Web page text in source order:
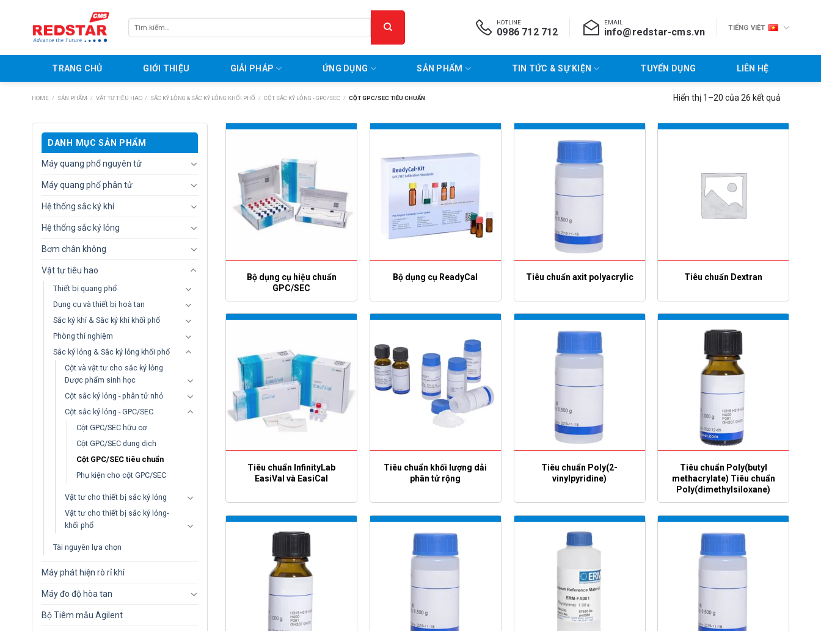
Tìm
kiếm:
HOTLINE
0986 712 712
EMAIL
info@redstar-cms.vn TIẾNG VIỆT
TRANG CHỦ GIỚI THIỆU GIẢI PHÁP ỨNG DỤNG SẢN PHẨM TIN TỨC & SỰ KIỆN TUYỂN DỤNG LIÊN HỆ
HOME / SẢN PHẨM / VẬT TƯ TIÊU HAO / SẮC KÝ LỎNG & SẮC KÝ LỎNG KHỐI PHỔ / CỘT SẮC KÝ LỎNG - GPC/SEC / CỘT GPC/SEC TIÊU CHUẨN Hiển thị 1–20 của 26 kết quả
DANH MỤC SẢN PHẨM
Máy quang phổ nguyên tử
Máy quang phổ phân tử
Hệ thống sắc ký khí
Hệ thống sắc ký lỏng
Bơm chân không
Vật tư tiêu hao
Thiết bị quang phổ
Dụng cụ và thiết bị hoà tan
Sắc ký khí & Sắc ký khí khối phổ
Phòng thí nghiệm
Sắc ký lỏng & Sắc ký lỏng khối phổ
Cột và vật tư cho sắc ký lỏng
Dược phẩm sinh học
Cột sắc ký lỏng - phân tử nhỏ
Cột sắc ký lỏng - GPC/SEC
Cột GPC/SEC hữu cơ
Cột GPC/SEC dung dịch
Cột GPC/SEC tiêu chuẩn
Phụ kiện cho cột GPC/SEC
Vật tư cho thiết bị sắc ký lỏng
Vật tư cho thiết bị sắc ký lỏng-
khối phổ
Tài nguyên lựa chọn
Máy phát hiện rò rỉ khí
Máy đo độ hòa tan
Bộ Tiêm mẫu Agilent
Bộ dụng cụ hiệu chuẩn
GPC/SEC
Bộ dụng cụ ReadyCal Tiêu chuẩn axit polyacrylic Tiêu chuẩn Dextran
Tiêu chuẩn InfinityLab
EasiVal và EasiCal
Tiêu chuẩn khối lượng dải
phân tử rộng
Tiêu chuẩn Poly(2-
vinylpyridine)
Tiêu chuẩn Poly(butyl
methacrylate) Tiêu chuẩn
Poly(dimethylsiloxane)